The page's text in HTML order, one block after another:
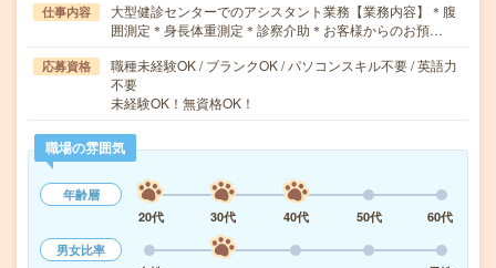
仕事内容
大型健診センターでのアシスタント業務【業務内容】＊腹
囲測定＊身長体重測定＊診察介助＊お客様からのお預…
応募資格
職種未経験OK / ブランクOK / パソコンスキル不要 / 英語力
不要
未経験OK！無資格OK！
職場の雰囲気
年齢層
20代
30代 40代 50代
60代
男女比率